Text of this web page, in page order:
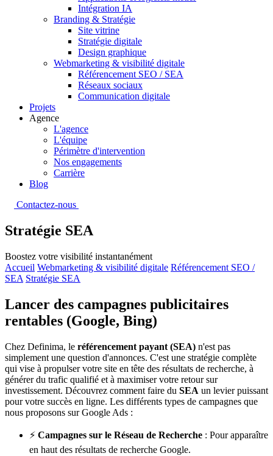
Intégration IA
Branding & Stratégie
Site vitrine
Stratégie digitale
Design graphique
Webmarketing & visibilité digitale
Référencement SEO / SEA
Réseaux sociaux
Communication digitale
Projets
Agence
L'agence
L'équipe
Périmètre d'intervention
Nos engagements
Carrière
Blog
Contactez-nous
Stratégie SEA
Boostez votre visibilité instantanément
Accueil Webmarketing & visibilité digitale Référencement SEO /
SEA Stratégie SEA
Lancer des campagnes publicitaires
rentables (Google, Bing)
Chez Definima, le référencement payant (SEA) n'est pas
simplement une question d'annonces. C'est une stratégie complète
qui vise à propulser votre site en tête des résultats de recherche, à
générer du trafic qualifié et à maximiser votre retour sur
investissement. Découvrez comment faire du SEA un levier puissant
pour votre succès en ligne. Les différents types de campagnes que
nous proposons sur Google Ads :
⚡ Campagnes sur le Réseau de Recherche : Pour apparaître
en haut des résultats de recherche Google.